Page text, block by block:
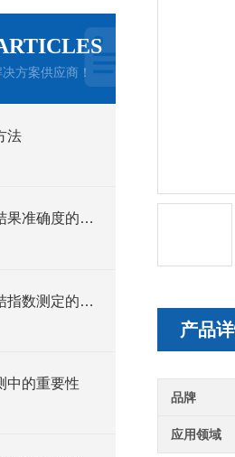
产品
品牌
应用领域
方案供应商！
法
影响粘结指数测定结果准确度的因素有哪些？
煤质化验中影响粘结指数测定的因素有哪些？
中的重要性